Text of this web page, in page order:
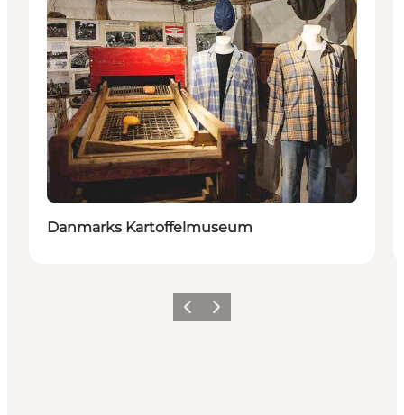
Danmarks Kartoffelmuseum
Forrige billede
Næste billede